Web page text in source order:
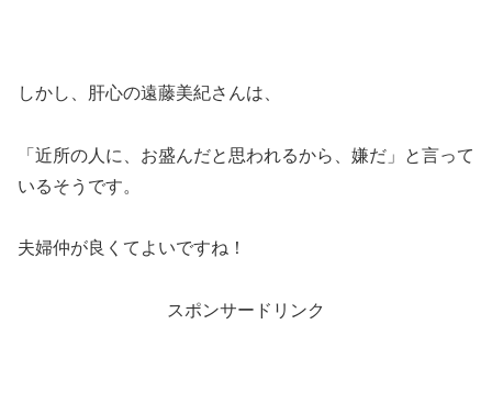
しかし、肝心の遠藤美紀さんは、
「近所の人に、お盛んだと思われるから、嫌だ」と言って
いるそうです。
夫婦仲が良くてよいですね！
スポンサードリンク